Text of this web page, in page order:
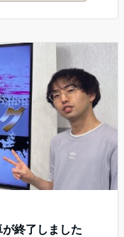
終了しました